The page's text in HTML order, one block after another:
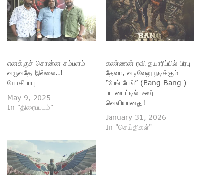
எனக்குச் சொன்ன சம்பளம்
வருவதே இல்லை..! –
யோகிபாபு
May 9, 2025
In "திரைப்படம்"
கண்ணன் ரவி தயாரிப்பில் பிரபு
தேவா, வடிவேலு நடிக்கும்
“பேங் பேங்” (Bang Bang )
பட டைட்டில் டீஸர்
வெளியானது!
January 31, 2026
In "செய்திகள்"